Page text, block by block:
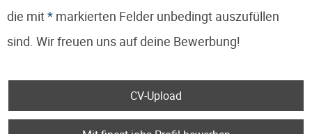
die mit* markierten Felder unbedingt auszufüllen
sind. Wir freuen uns auf deine Bewerbung!
CV-Upload